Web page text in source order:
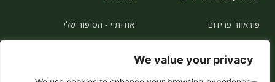
We value your privacy
פוראוור פרידום
אלו קולינג
אודותיי - הסיפור שלי